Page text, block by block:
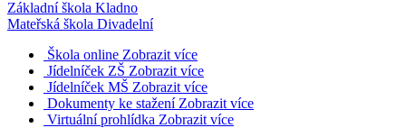
Základní škola Kladno
Mateřská škola Divadelní
Škola online Zobrazit více
Jídelníček ZŠ Zobrazit více
Jídelníček MŠ Zobrazit více
Dokumenty ke stažení Zobrazit více
Virtuální prohlídka Zobrazit více